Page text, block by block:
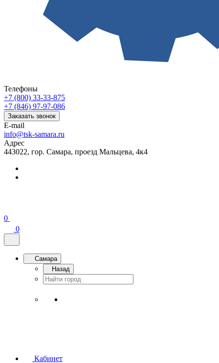
Телефоны
+7 (800) 33-33-875
+7 (846) 97-97-086
Заказать звонок
E-mail
info@tsk-samara.ru
Адрес
443022, гор. Самара, проезд Мальцева, 4к4
0
0
Самара
Назад
Кабинет